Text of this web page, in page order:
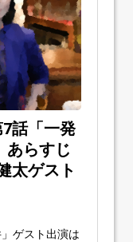
話「一発
あらすじ
太ゲスト
ゲスト出演は